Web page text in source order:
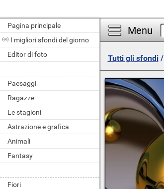
Pagina principale
I migliori sfondi del giorno
Editor di foto
Paesaggi
Ragazze
Le stagioni
Astrazione e grafica
Animali
Fantasy
Fiori
Menu
Tutti gli sfondi/